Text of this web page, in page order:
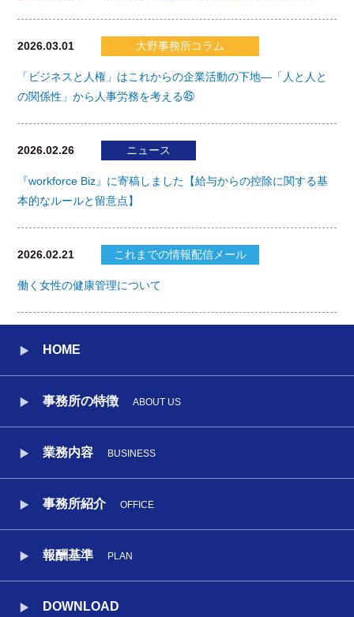
2026.03.01 大野事務所コラム
「ビジネスと人権」はこれからの企業活動の下地―「人と人と
の関係性」から人事労務を考える㊺
2026.02.26 ニュース
『workforce Biz』に寄稿しました【給与からの控除に関する基
本的なルールと留意点】
2026.02.21 これまでの情報配信メール
働く女性の健康管理について
HOME
事務所の特徴 ABOUT US
業務内容 BUSINESS
事務所紹介 OFFICE
報酬基準 PLAN
DOWNLOAD